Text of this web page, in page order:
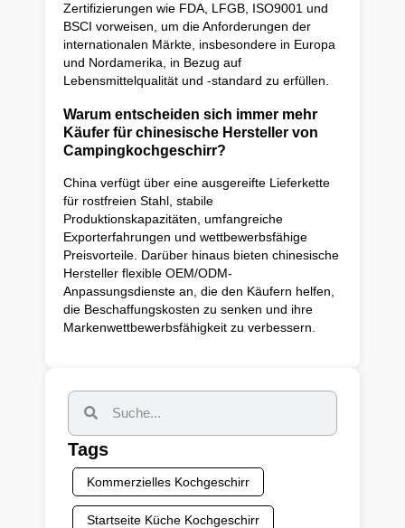
Zertifizierungen wie FDA, LFGB, ISO9001 und
BSCI vorweisen, um die Anforderungen der
internationalen Märkte, insbesondere in Europa
und Nordamerika, in Bezug auf
Lebensmittelqualität und -standard zu erfüllen.
Warum entscheiden sich immer mehr
Käufer für chinesische Hersteller von
Campingkochgeschirr?
China verfügt über eine ausgereifte Lieferkette
für rostfreien Stahl, stabile
Produktionskapazitäten, umfangreiche
Exporterfahrungen und wettbewerbsfähige
Preisvorteile. Darüber hinaus bieten chinesische
Hersteller flexible OEM/ODM-
Anpassungsdienste an, die den Käufern helfen,
die Beschaffungskosten zu senken und ihre
Markenwettbewerbsfähigkeit zu verbessern.
Tags
Kommerzielles Kochgeschirr
Startseite Küche Kochgeschirr